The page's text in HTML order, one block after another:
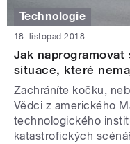
Technologie
18. listopad 2018
Jak
situace, které
Zachráníte kočku,
Vědci z amerického
technologického
katastrofických